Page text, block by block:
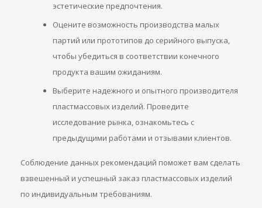
эстетические предпочтения.
Оцените возможность производства малых
партий или прототипов до серийного выпуска,
чтобы убедиться в соответствии конечного
продукта вашим ожиданиям.
Выберите надежного и опытного производителя
пластмассовых изделий. Проведите
исследование рынка, ознакомьтесь с
предыдущими работами и отзывами клиентов.
Соблюдение данных рекомендаций поможет вам сделать
взвешенный и успешный заказ пластмассовых изделий
по индивидуальным требованиям.